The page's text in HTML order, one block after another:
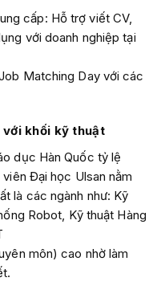
cấp: Hỗ trợ viết CV,
với doanh nghiệp tại
Matching Day với các
khối kỹ thuật
dục Hàn Quốc tỷ lệ
Đại học Ulsan nằm
là các ngành như: Kỹ
Robot, Kỹ thuật Hàng
môn) cao nhờ làm